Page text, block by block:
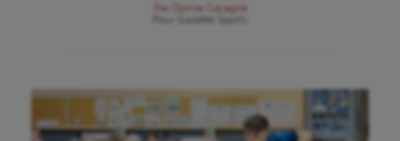
Par
Dorine Cocagne
Gazette Sports